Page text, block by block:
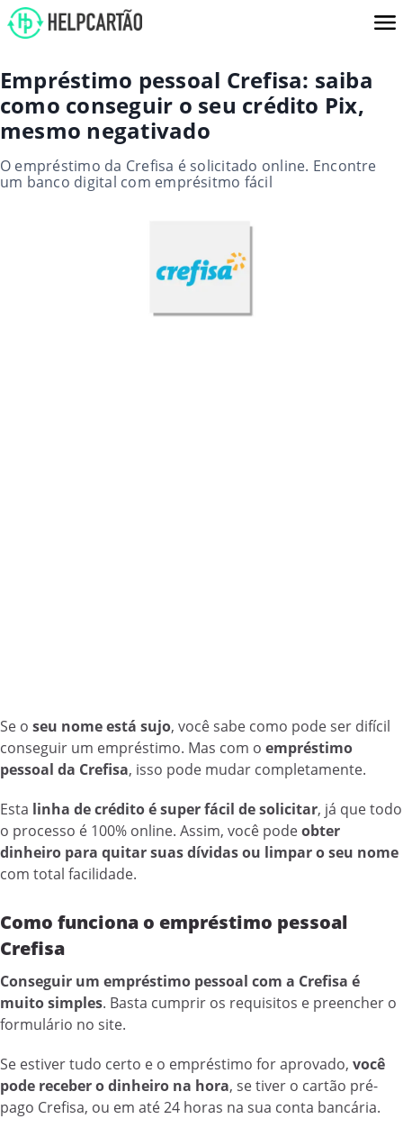
Empréstimo pessoal Crefisa: saiba
como conseguir o seu crédito Pix,
mesmo negativado
O empréstimo da Crefisa é solicitado online. Encontre
um banco digital com emprésitmo fácil
Se o seu nome está sujo, você sabe como pode ser difícil
conseguir um empréstimo. Mas com o empréstimo
pessoal da Crefisa, isso pode mudar completamente.
Esta linha de crédito é super fácil de solicitar, já que todo
o processo é 100% online. Assim, você podeobter
dinheiro para quitar suas dívidas ou limpar o seu nome
com total facilidade.
Como funciona o empréstimo pessoal
Crefisa
Conseguir um empréstimo pessoal com a Crefisa é
muito simples. Basta cumprir os requisitos e preencher o
formulário no site.
Se estiver tudo certo e o empréstimo for aprovado, você
pode receber o dinheiro na hora, se tiver o cartão pré-
pago Crefisa, ou em até 24 horas na sua conta bancária.